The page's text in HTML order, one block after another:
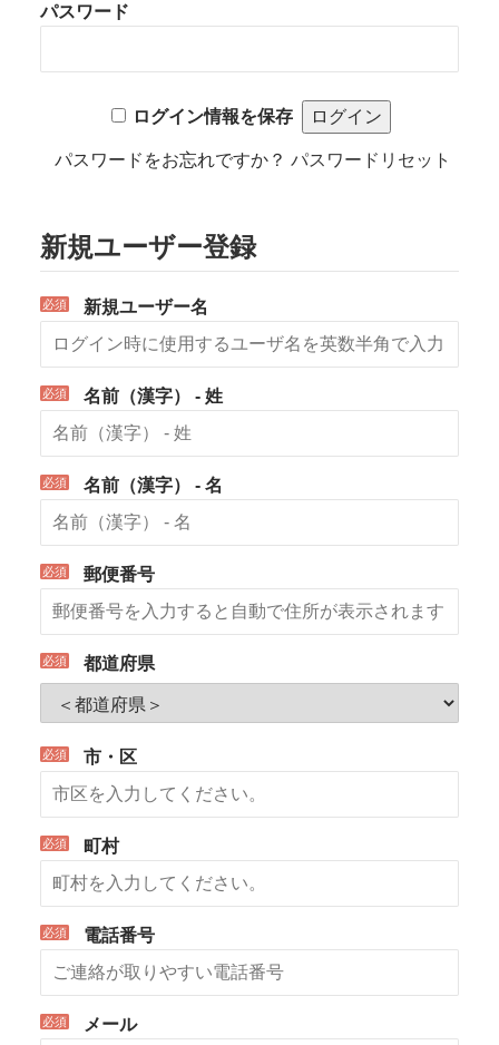
パスワード
ログイン情報を保存
パスワードをお忘れですか？ パスワードリセット
新規ユーザー登録
新規ユーザー名
名前（漢字） - 姓
名前（漢字） - 名
郵便番号
都道府県
市・区
町村
電話番号
メール